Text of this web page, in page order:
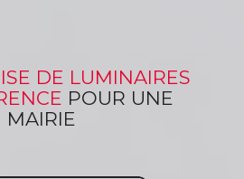
DE LUMINAIRES
POUR UNE
MAIRIE